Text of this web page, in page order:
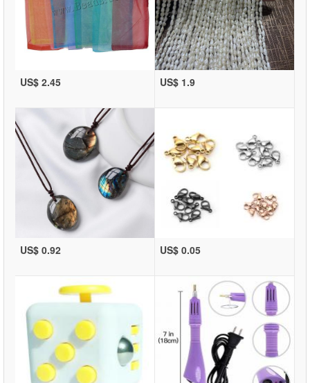
US$ 2.45 US$ 1.9
US$ 0.92 US$ 0.05